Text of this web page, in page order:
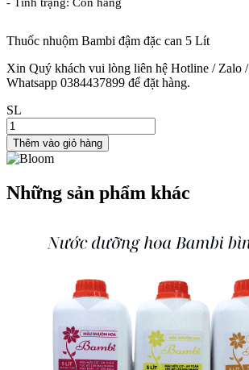
- Tình trạng: Còn hàng
Thuốc nhuộm Bambi đậm đặc can 5 Lít
Xin Quý khách vui lòng liên hệ Hotline / Zalo /
Whatsapp 0384437899 để đặt hàng.
SL
Thêm vào giỏ hàng
Những sản phẩm khác